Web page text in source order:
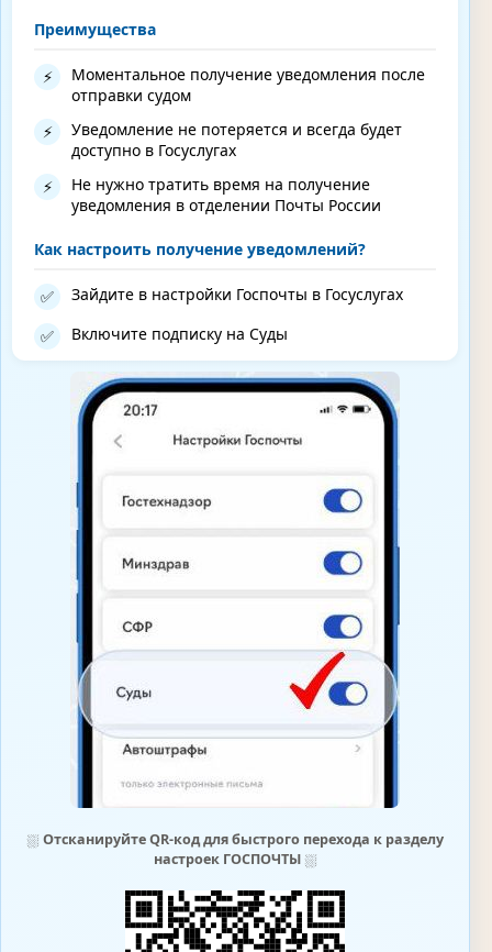
Преимущества
⚡
Моментальное получение уведомления после
отправки судом
⚡
Уведомление не потеряется и всегда будет
доступно в Госуслугах
⚡
Не нужно тратить время на получение
уведомления в отделении Почты России
Как настроить получение уведомлений?
✅ Зайдите в настройки Госпочты в Госуслугах
✅ Включите подписку на Суды
⛆ Отсканируйте QR-код для быстрого перехода к разделу
настроек ГОСПОЧТЫ⛆